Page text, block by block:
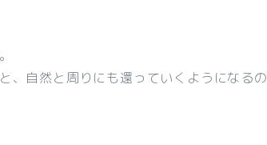
、自然と周りにも還っていくようになるの